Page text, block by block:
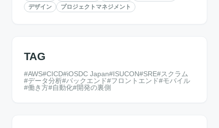
デザイン
プロジェクトマネジメント
TAG
AWS CICD iOSDC Japan ISUCON SRE
スクラム
データ分析 バックエンド フロントエンド
モバイル
働き方
自動化 開発の裏側